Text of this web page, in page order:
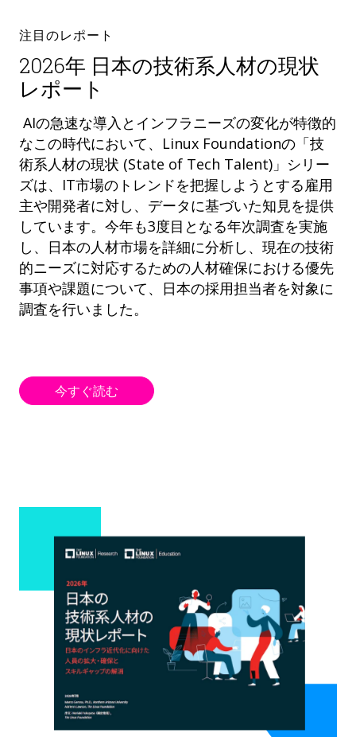
注目のレポート
2026年 日本の技術系人材の現状
レポート
AIの急速な導入とインフラニーズの変化が特徴的
なこの時代において、Linux Foundationの「技
術系人材の現状 (State of Tech Talent)」シリー
ズは、IT市場のトレンドを把握しようとする雇用
主や開発者に対し、データに基づいた知見を提供
しています。今年も3度目となる年次調査を実施
し、日本の人材市場を詳細に分析し、現在の技術
的ニーズに対応するための人材確保における優先
事項や課題について、日本の採用担当者を対象に
調査を行いました。
今すぐ読む